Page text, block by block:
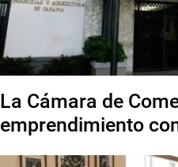
La Cámara de
emprendimiento